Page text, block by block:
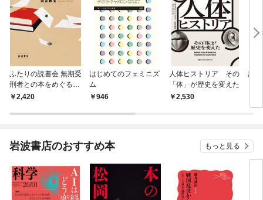
ふたりの読書会 無期受
刑者との本をめぐる往
復書簡
2,420
はじめてのフェミニズ
ム
946
人体ヒストリア その
「体」が歴史を変えた
2,530
読
岩波書店のおすすめ本 もっと見る